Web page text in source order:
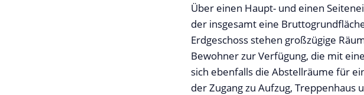
Über einen Haupt- und einen
der insgesamt eine
Erdgeschoss stehen großzügige
Bewohner zur Verfügung, die mit
sich ebenfalls die Abstellräume für
der Zugang zu Aufzug,